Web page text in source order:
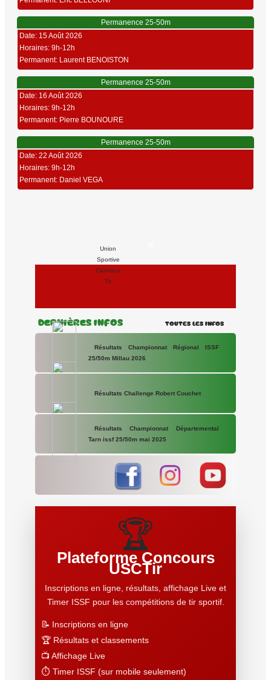
Permanence 25-50m
Date: 15 Août 2026
Horaires: 9h-12h
Permanent: Laurent BENOISTON
Permanence 25-50m
Date: 16 Août 2026
Horaires: 9h-12h
Permanent: Pierre BOUNOURE
Permanence 25-50m
Date: 22 Août 2026
Horaires: 9h-12h
Permanent: Daniel VEGA
Union
Sportive
Carmaux
Tir
Dernières Infos Toutes les Infos
Résultats Championnat Régional ISSF
25/50m Millau 2026
Résultats Challenge Robert Couchet
Résultats Championnat Départemental
Tarn issf 25/50m mai 2025
🏆
Plateforme Concours
USCTir
Inscriptions en ligne, résultats, affichage Live et
Timer ISSF pour les compétitions de tir sportif.
📝 Inscriptions en ligne
🏆 Résultats et classements
📺 Affichage Live
⏱️ Timer ISSF (sur mobile seulement)